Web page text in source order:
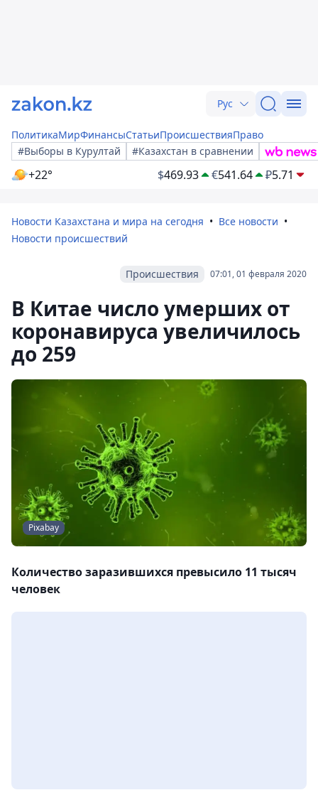
Рус
ПолитикаМирФинансыСтатьиПроисшествияПраво
#Выборы в Курултай
#Казахстан в сравнении
+22° $469.93 €541.64 ₽5.71
Новости Казахстана и мира на сегодня
Все новости
Новости происшествий
07:01, 01 февраля 2020
Происшествия
В Китае число умерших от
коронавируса увеличилось
до 259
Pixabay
Количество заразившихся превысило 11 тысяч
человек